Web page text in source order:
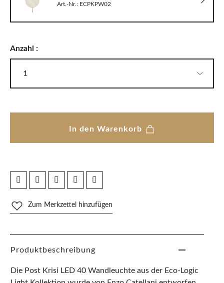
Art.-Nr.: ECPKPW02
Anzahl :
In den Warenkorb
Zum Merkzettel hinzufügen
Produktbeschreibung
Die Post Krisi LED 40 Wandleuchte aus der Eco-Logic